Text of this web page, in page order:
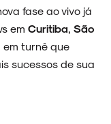
fase ao vivo já
em Curitiba São
, em turnê que
sucessos de sua